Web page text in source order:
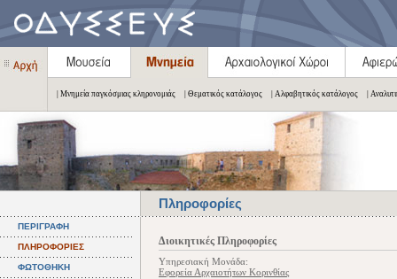
| Μνημεία παγκόσμιας κληρονομιάς | Θεματικός κατάλογος | Αλφαβητικός κατάλογος |
Πληροφορίες
ΠΕΡΙΓΡΑΦΗ
ΠΛΗΡΟΦΟΡΙΕΣ
ΦΩΤΟΘΗΚΗ
Διοικητικές Πληροφορίες
Υπηρεσιακή Μονάδα:
Εφορεία Αρχαιοτήτων Κορινθίας